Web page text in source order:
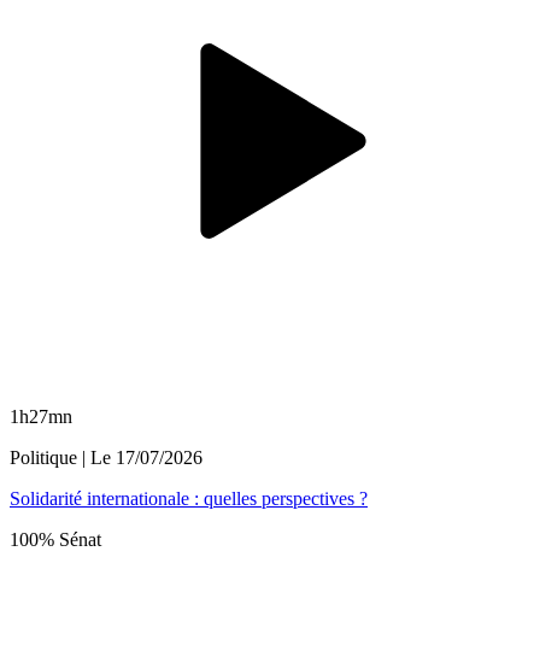
1h27mn
Politique | Le 17/07/2026
Solidarité internationale : quelles perspectives ?
100% Sénat